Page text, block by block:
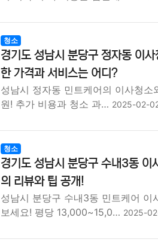
청소
경기도 성남시 분당구 정자동 이
한 가격과 서비스는 어디?
성남시 정자동 민트케어의 이사청
원! 추가 비용과 청소 과… 2025-02-
청소
경기도 성남시 분당구 수내3동 이
의 리뷰와 팁 공개!
성남시 분당구 수내3동 민트케어 이
보세요! 평당 13,000~15,0… 2025-